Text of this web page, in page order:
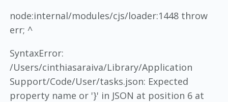
node:internal/modules/cjs/loader:1448 throw
err; ^
SyntaxError:
/Users/cinthiasaraiva/Library/Application
Support/Code/User/tasks.json: Expected
property name or '}' in JSON at position 6 at